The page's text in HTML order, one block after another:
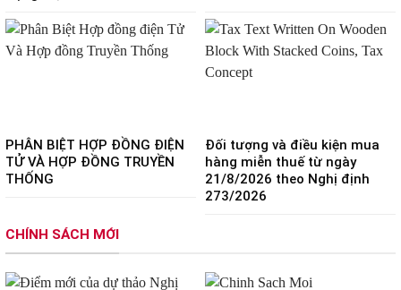
PHÂN BIỆT HỢP ĐỒNG ĐIỆN
TỬ VÀ HỢP ĐỒNG TRUYỀN
THỐNG
Đối tượng và điều kiện mua
hàng miễn thuế từ ngày
21/8/2026 theo Nghị định
273/2026
CHÍNH SÁCH MỚI